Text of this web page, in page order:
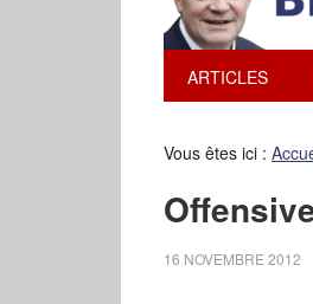
ARTICLES
Vous êtes ici :
16 NOVEMBRE 2012